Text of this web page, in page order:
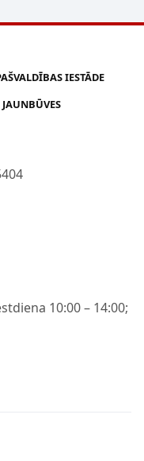
IESTĀDE
10:00 – 14:00;